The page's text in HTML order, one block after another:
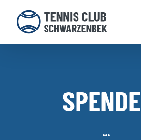
Inhalt
springen